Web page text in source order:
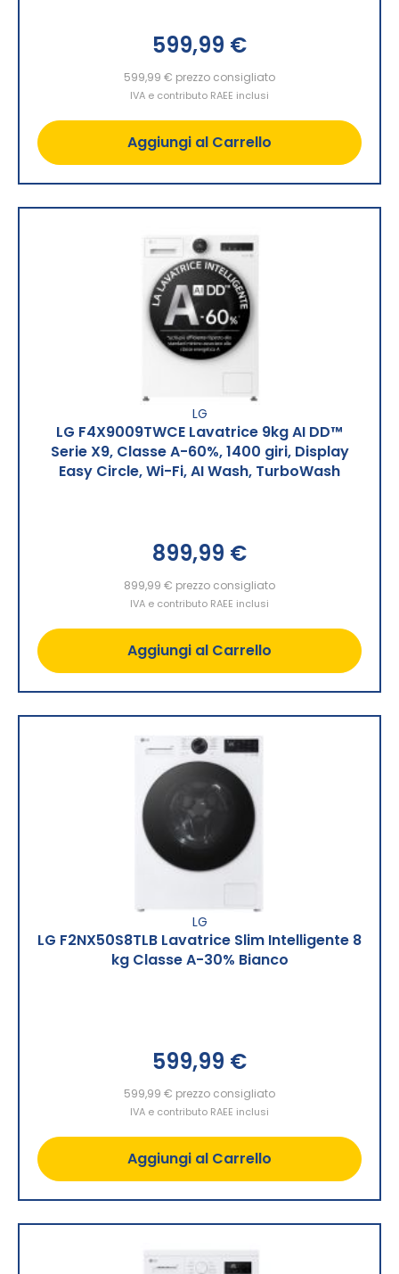
599,99 €
599,99 € prezzo consigliato
IVA e contributo RAEE inclusi
Aggiungi al Carrello
LG
LG F4X9009TWCE Lavatrice 9kg AI DD™
Serie X9, Classe A-60%, 1400 giri, Display
Easy Circle, Wi-Fi, AI Wash, TurboWash
899,99 €
899,99 € prezzo consigliato
IVA e contributo RAEE inclusi
Aggiungi al Carrello
LG
LG F2NX50S8TLB Lavatrice Slim Intelligente 8
kg Classe A-30% Bianco
599,99 €
599,99 € prezzo consigliato
IVA e contributo RAEE inclusi
Aggiungi al Carrello